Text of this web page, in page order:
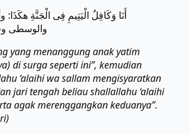
والوسطى
yang menanggung anak yatim
di surga seperti ini”, kemudian
‘alaihi wa sallam mengisyaratkan
jari tengah beliau shallallahu ‘alaihi
agak merenggangkan keduanya”.